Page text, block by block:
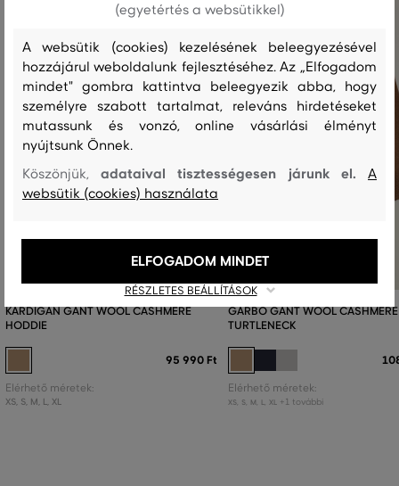
KARDIGÁN GANT WOOL CASHMERE
HODDIE
95 990 Ft
Elérhető méretek:
XS, S, M, L, XL
GARBÓ GANT WOOL CASHMERE
TURTLENECK
Elérhető méretek:
XS S M L XL +1 további
(egyetértés a websütikkel)
A websütik (cookies) kezelésének beleegyezésével
hozzájárul weboldalunk fejlesztéséhez. Az „Elfogadom
mindet" gombra kattintva beleegyezik abba, hogy
személyre szabott tartalmat, releváns hirdetéseket
mutassunk és vonzó, online vásárlási élményt
nyújtsunk Önnek.
Köszönjük,adataival tisztességesen járunk el.A
websütik (cookies) használata
RÉSZLETES BEÁLLÍTÁSOK
ELFOGADOM MINDET